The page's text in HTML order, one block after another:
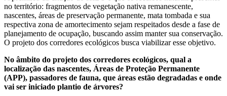
no território: fragmentos de vegetação nativa remanescente,
nascentes, áreas de preservação permanente, mata tombada e sua
respectiva zona de amortecimento sejam respeitados desde a fase de
planejamento de ocupação, buscando assim manter sua conservação.
O projeto dos corredores ecológicos busca viabilizar esse objetivo.
No âmbito do projeto dos corredores ecológicos, qual a
localização das nascentes, Áreas de Proteção Permanente
(APP), passadores de fauna, que áreas estão degradadas e onde
vai ser iniciado plantio de árvores?